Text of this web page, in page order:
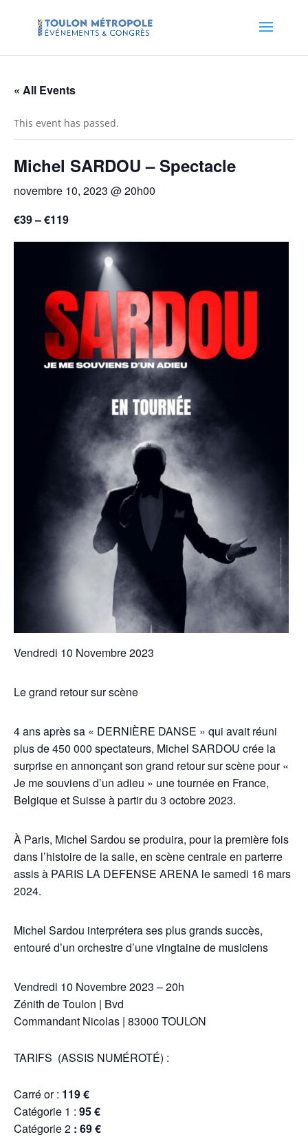
« All Events
This event has passed.
Michel SARDOU – Spectacle
novembre 10, 2023 @ 20h00
€39 – €119
Vendredi 10 Novembre 2023
Le grand retour sur scène
4 ans après sa « DERNIÈRE DANSE » qui avait réuni
plus de 450 000 spectateurs, Michel SARDOU crée la
surprise en annonçant son grand retour sur scène pour «
Je me souviens d’un adieu » une tournée en France,
Belgique et Suisse à partir du 3 octobre 2023.
À Paris, Michel Sardou se produira, pour la première fois
dans l’histoire de la salle, en scène centrale en parterre
assis à PARIS LA DEFENSE ARENA le samedi 16 mars
2024.
Michel Sardou interprétera ses plus grands succès,
entouré d’un orchestre d’une vingtaine de musiciens
Vendredi 10 Novembre 2023 – 20h
Zénith de Toulon | Bvd
Commandant Nicolas | 83000 TOULON
TARIFS (ASSIS NUMÉROTÉ) :
Carré or : 119 €
Catégorie 1 : 95 €
Catégorie 2 : 69 €